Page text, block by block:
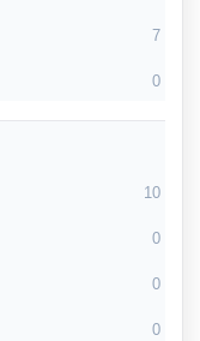
7
0
10
0
0
0